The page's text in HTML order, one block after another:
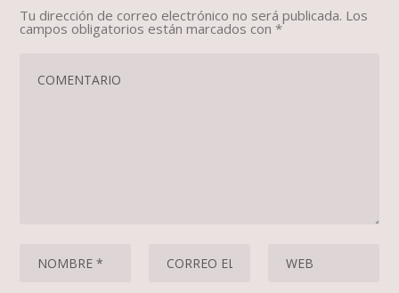
Tu dirección de correo electrónico no será publicada. Los
campos obligatorios están marcados con*